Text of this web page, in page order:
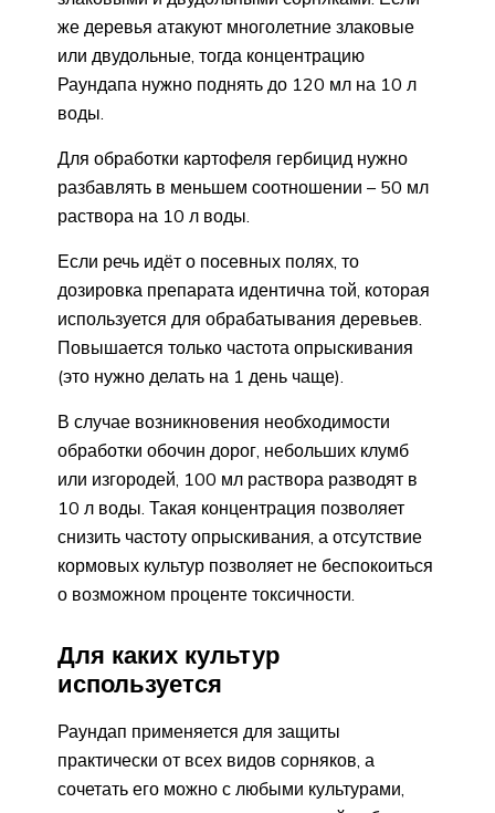
же деревья атакуют многолетние злаковые
или двудольные, тогда концентрацию
Раундапа нужно поднять до 120 мл на 10 л
воды.
Для обработки картофеля гербицид нужно
разбавлять в меньшем соотношении – 50 мл
раствора на 10 л воды.
Если речь идёт о посевных полях, то
дозировка препарата идентична той, которая
используется для обрабатывания деревьев.
Повышается только частота опрыскивания
(это нужно делать на 1 день чаще).
В случае возникновения необходимости
обработки обочин дорог, небольших клумб
или изгородей, 100 мл раствора разводят в
10 л воды. Такая концентрация позволяет
снизить частоту опрыскивания, а отсутствие
кормовых культур позволяет не беспокоиться
о возможном проценте токсичности.
Для каких культур
используется
Раундап применяется для защиты
практически от всех видов сорняков, а
сочетать его можно с любыми культурами,